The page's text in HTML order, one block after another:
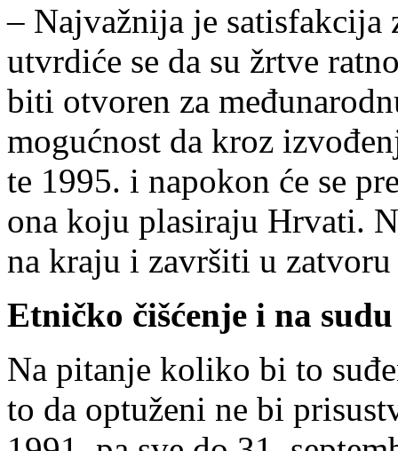
– Najvažnija je satisfakcija
utvrdiće se da su žrtve
biti otvoren za
mogućnost da kroz
te 1995. i napokon će se
ona koju plasiraju Hrvati.
na kraju i završiti u zatvoru
Etničko čišćenje i na sudu
Na pitanje koliko bi to
to da optuženi ne bi